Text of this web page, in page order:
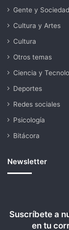
Gente y Sociedad
Cultura y Artes
Cultura
Otros temas
Ciencia y
Deportes
Redes sociales
Psicología
Bitácora
Newsletter
Suscríbete a
en tu